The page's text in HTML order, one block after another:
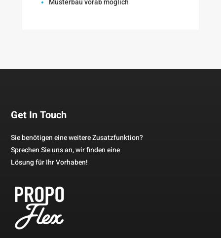
Musterbau vorab möglich
Get In Touch
Sie benötigen eine weitere Zusatzfunktion?
Sprechen Sie uns an, wir finden eine
Lösung für Ihr Vorhaben!